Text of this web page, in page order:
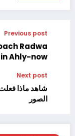
Previous post
Khairy in Ahly-now
Next post
الصور